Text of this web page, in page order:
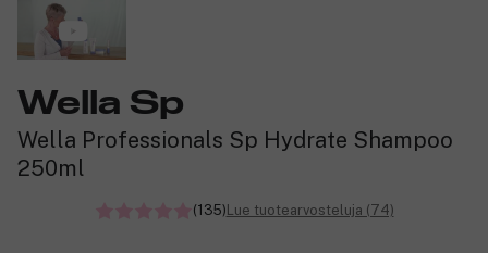
Wella Sp
Wella Professionals Sp Hydrate Shampoo
250ml
(135) Lue tuotearvosteluja (74)